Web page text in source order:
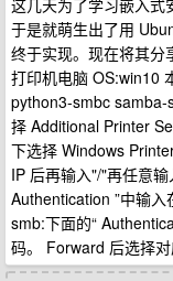
这几天为了学习嵌入式
于是就萌生出了用
终于实现。现在将其分
打印机电脑 OS:win10
python3-smbc samba-
择 Additional Printer
下选择 Windows
IP 后再输入"/"再任意输
Authentication ”中输
smb:下面的“
码。 Forward 后选择对